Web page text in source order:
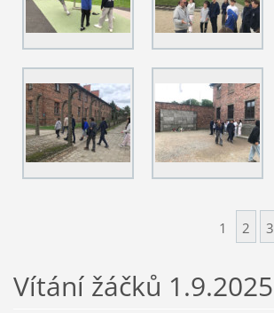
1 2 3
Vítání žáčků 1.9.2025